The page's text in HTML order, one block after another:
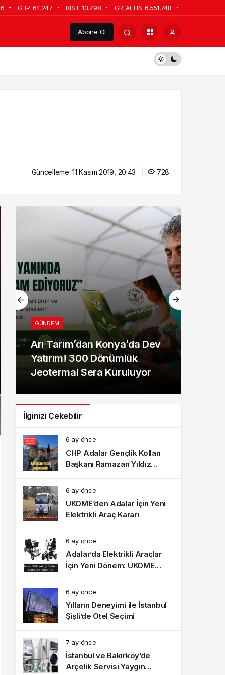
GBP 64,247 BIST 13,798 GR. ALTIN 6.551,748
Abone Ol
Güncelleme:11 Kasım 2019, 20:43 728
GÜNDEM
Arı Tarım’dan Konya’da Dev
Yatırım! 300 Dönümlük
Jeotermal Sera Kuruluyor
İlginizi Çekebilir
6 ay önce
CHP Adalar Gençlik Kolları
Başkanı Ramazan Yıldız
6 ay önce
UKOME’den Adalar İçin Yeni
Elektrikli Araç Kararı
6 ay önce
Adalar’da Elektrikli Araçlar
İçin Yeni Dönem: UKOME
6 ay önce
Yılların Deneyimi ile İstanbul
Şişli’de Otel Seçimi
7 ay önce
İstanbul ve Bakırköy’de
Arçelik Servisi Yaygın